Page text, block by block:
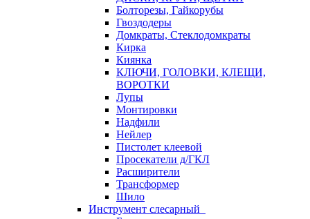
Болторезы, Гайкорубы
Гвоздодеры
Домкраты, Стеклодомкраты
Кирка
Киянка
КЛЮЧИ, ГОЛОВКИ, КЛЕЩИ,
ВОРОТКИ
Лупы
Монтировки
Надфили
Нейлер
Пистолет клеевой
Просекатели д/ГКЛ
Расширители
Трансформер
Шило
Инструмент слесарный